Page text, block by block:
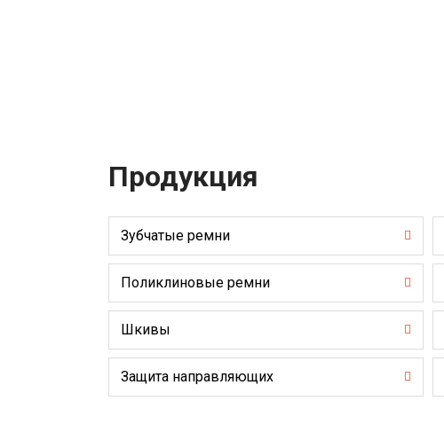
Продукция
Зубчатые ремни
Поликлиновые ремни
Шкивы
Защита направляющих